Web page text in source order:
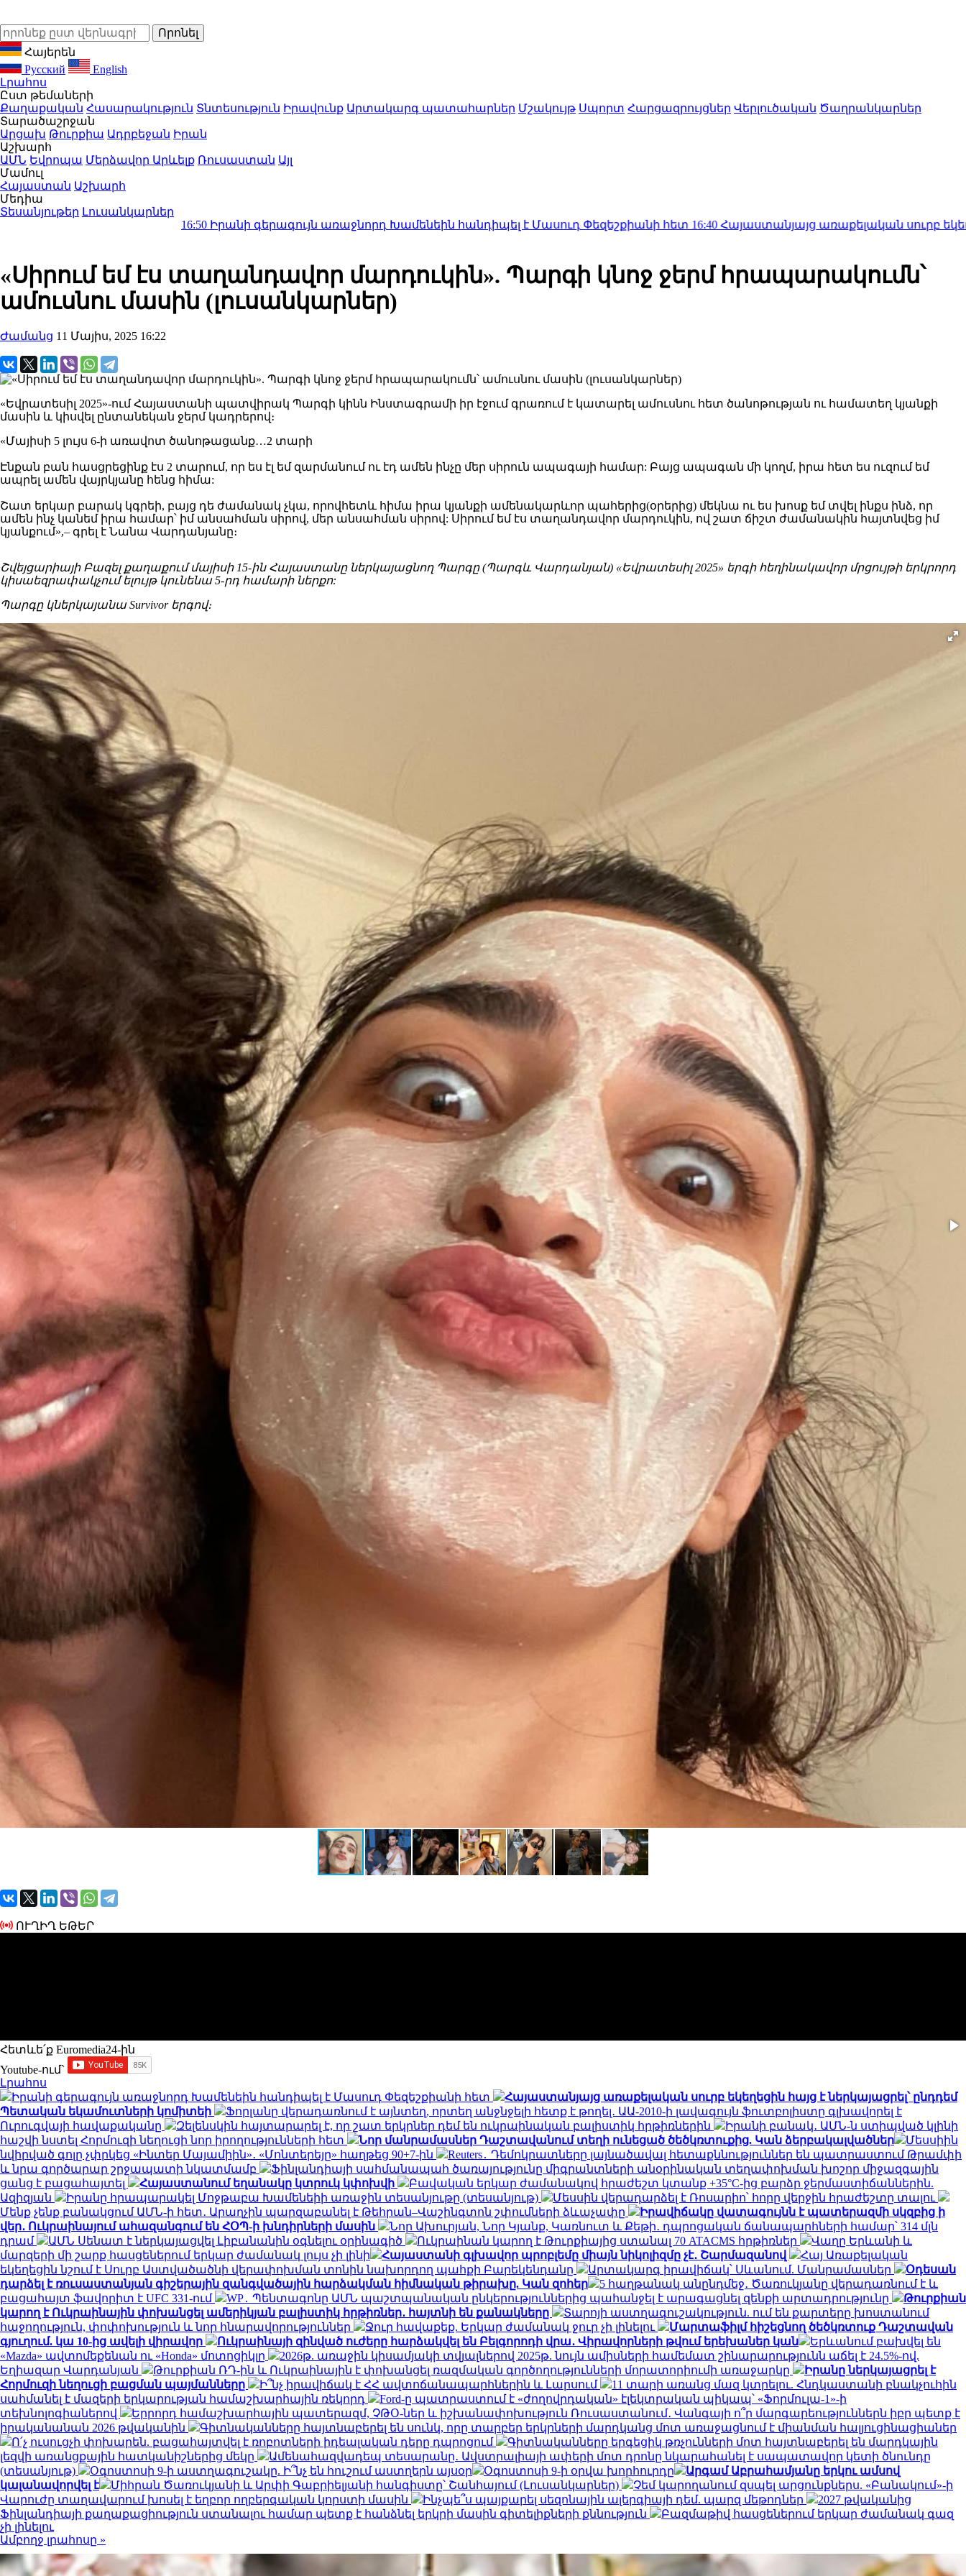
Հայերեն
Русский
English
Լրահոս
Ըստ թեմաների
Քաղաքական Հասարակություն Տնտեսություն Իրավունք Արտակարգ պատահարներ Մշակույթ Սպորտ Հարցազրույցներ Վերլուծական Ծաղրանկարներ
Տարածաշրջան
Արցախ Թուրքիա Ադրբեջան Իրան
Աշխարհ
ԱՄՆ Եվրոպա Մերձավոր Արևելք Ռուսաստան Այլ
Մամուլ
Հայաստան Աշխարհ
Մեդիա
Տեսանյութեր Լուսանկարներ
Իրանի գերագույն առաջնորդ Խամենեին հանդիպել է Մասուդ Փեզեշքիանի հետ16:40Հայաստանյայց առաքելական սուրբ եկեղեցին հայց է
«Սիրում եմ էս տաղանդավոր մարդուկին». Պարգի կնոջ ջերմ հրապարակումն՝
ամուսնու մասին (լուսանկարներ)
Ժամանց 11 Մայիս, 2025 16:22
«Եվրատեսիլ 2025»-ում Հայաստանի պատվիրակ Պարգի կինն Ինստագրամի իր էջում գրառում է կատարել ամուսնու հետ ծանոթության ու համատեղ կյանքի
մասին և կիսվել ընտանեկան ջերմ կադրերով։
«Մայիսի 5 լույս 6-ի առավոտ ծանոթացանք…2 տարի
Էնքան բան հասցրեցինք էս 2 տարում, որ ես էլ եմ զարմանում ու էդ ամեն ինչը մեր սիրուն ապագայի համար: Բայց ապագան մի կողմ, իրա հետ ես ուզում եմ
ապրել ամեն վայրկյանը հենց հիմա:
Շատ երկար բարակ կգրեի, բայց դե ժամանակ չկա, որովհետև հիմա իրա կյանքի ամենակարևոր պահերից(օրերից) մեկնա ու ես խոսք եմ տվել ինքս ինձ, որ
ամեն ինչ կանեմ իրա համար՝ իմ անսահման սիրով, մեր անսահման սիրով: Սիրում եմ էս տաղանդավոր մարդուկին, ով շատ ճիշտ ժամանակին հայտնվեց իմ
կյանքում»,– գրել է Նանա Վարդանյանը։
Շվեյցարիայի Բազել քաղաքում մայիսի 15-ին Հայաստանը ներկայացնող Պարգը (Պարգև Վարդանյան) «Եվրատեսիլ 2025» երգի հեղինակավոր մրցույթի երկրորդ
կիսաեզրափակչում ելույթ կունենա 5-րդ համարի ներքո:
Պարգը կներկայանա Survivor երգով։
ՈՒՂԻՂ ԵԹԵՐ
Հետևե՛ք Euromedia24-ին
Youtube-ում`
Լրահոս
Իրանի գերագույն առաջնորդ Խամենեին հանդիպել է Մասուդ Փեզեշքիանի հետ
Հայաստանյայց առաքելական սուրբ եկեղեցին հայց է ներկայացրել՝ ընդդեմ
Պետական եկամուտների կոմիտեի
Ֆորլանը վերադառնում է այնտեղ, որտեղ անջնջելի հետք է թողել․ ԱԱ-2010-ի լավագույն ֆուտբոլիստը գլխավորել է
Ուրուգվայի հավաքականը
Զելենսկին հայտարարել է, որ շատ երկրներ դեմ են ուկրաինական բալիստիկ հրթիռներին
Իրանի բանակ․ ԱՄՆ-ն ստիպված կլինի
հաշվի նստել Հորմուզի նեղուցի նոր իրողությունների հետ
Նոր մանրամասներ Դաշտավանում տեղի ունեցած ծեծկռտուքից. Կան ձերբակալվածներ
Մեսսիին
նվիրված գոլը չփրկեց «Ինտեր Մայամիին»․ «Մոնտերեյը» հաղթեց 90+7-ին
Reuters․ Դեմոկրատները լայնածավալ հետաքննություններ են պատրաստում Թրամփի
և նրա գործարար շրջապատի նկատմամբ
Ֆինլանդիայի սահմանապահ ծառայությունը միգրանտների անօրինական տեղափոխման խոշոր միջազգային
ցանց է բացահայտել
Հայաստանում եղանակը կտրուկ կփոխվի
Բավական երկար ժամանակով հրաժեշտ կտանք +35°C-ից բարձր ջերմաստիճաններին.
Ազիզյան
Իրանը հրապարակել Մոջթաբա Խամենեիի առաջին տեսանյութը (տեսանյութ)
Մեսսին վերադարձել է Ռոսարիո՝ հորը վերջին հրաժեշտը տալու
Մենք չենք բանակցում ԱՄՆ-ի հետ․ Արաղչին պարզաբանել է Թեհրան–Վաշինգտոն շփումների ձևաչափը
Իրավիճակը վատագույնն է պատերազմի սկզբից ի
վեր․ Ուկրաինայում ահազանգում են ՀՕՊ-ի խնդիրների մասին
Նոր Ախուրյան, Նոր Կյանք, Կառնուտ և Քեթի․ դպրոցական ճանապարհների համար՝ 314 մլն
դրամ
ԱՄՆ Սենատ է ներկայացվել Լիբանանին օգնելու օրինագիծ Ուկրաինան կարող է Թուրքիայից ստանալ 70 ATACMS հրթիռներ
Վաղը Երևանի և
մարզերի մի շարք հասցեներում երկար ժամանակ լույս չի լինի
Հայաստանի գլխավոր պրոբլեմը միայն նիկոլիզմը չէ․ Շարմազանով
Հայ Առաքելական
եկեղեցին նշում է Սուրբ Աստվածածնի վերափոխման տոնին նախորդող պահքի Բարեկենդանը
Արտակարգ իրավիճակ՝ Սևանում. Մանրամասներ
Օդեսան
դարձել է ռուսաստանյան գիշերային զանգվածային հարձակման հիմնական թիրախը. Կան զոհեր
5 հաղթանակ անընդմեջ․ Ծառուկյանը վերադառնում է և
բացահայտ ֆավորիտ է UFC 331-ում
WP․ Պենտագոնը ԱՄՆ պաշտպանական ընկերություններից պահանջել է արագացնել զենքի արտադրությունը
Թուրքիան
կարող է Ուկրաինային փոխանցել ամերիկյան բալիստիկ հրթիռներ․ հայտնի են քանակները
Տարոյի աստղագուշակություն. ում են քարտերը խոստանում
հաջողություն, փոփոխություն և նոր հնարավորություններ
Ջուր հավաքեք. Երկար ժամանակ ջուր չի լինելու
Մարտաֆիլմ հիշեցնող ծեծկռտուք Դաշտավան
գյուղում. կա 10-ից ավելի վիրավոր
Ուկրաինայի զինված ուժերը հարձակվել են Բելգորոդի վրա․ Վիրավորների թվում երեխաներ կան
Երևանում բախվել են
«Mazda» ավտոմեքենան ու «Honda» մոտոցիկլը
2026թ. առաջին կիսամյակի տվյալներով 2025թ. նույն ամիսների համեմատ շինարարությունն աճել է 24.5%-ով.
Եղիազար Վարդանյան
Թուրքիան ՌԴ-ին և Ուկրաինային է փոխանցել ռազմական գործողությունների մորատորիումի առաջարկը
Իրանը ներկայացրել է
Հորմուզի նեղուցի բացման պայմանները
Ի՞նչ իրավիճակ է ՀՀ ավտոճանապարհներին և Լարսում
11 տարի առանց մազ կտրելու. Հնդկաստանի բնակչուհին
սահմանել է մազերի երկարության համաշխարհային ռեկորդ
Ford-ը պատրաստում է «ժողովրդական» էլեկտրական պիկապ՝ «Ֆորմուլա-1»-ի
տեխնոլոգիաներով
Երրորդ համաշխարհային պատերազմ, ՉԹՕ-ներ և իշխանափոխություն Ռուսաստանում․ Վանգայի ո՞ր մարգարեություններն իբր պետք է
իրականանան 2026 թվականին
Գիտնականները հայտնաբերել են սունկ, որը տարբեր երկրների մարդկանց մոտ առաջացնում է միանման հալյուցինացիաներ
Ո՛չ ուսուցչի փոխարեն. բացահայտվել է ռոբոտների իդեալական դերը դպրոցում
Գիտնականները երգեցիկ թռչունների մոտ հայտնաբերել են մարդկային
լեզվի առանցքային հատկանիշներից մեկը
Ամենահազվադեպ տեսարանը․ Ավստրալիայի ափերի մոտ դրոնը նկարահանել է սապատավոր կետի ծնունդը
(տեսանյութ)
Օգոստոսի 9-ի աստղագուշակը. Ի՞նչ են հուշում աստղերն այսօր Օգոստոսի 9-ի օրվա խորհուրդը
Արգամ Աբրահամյանը երկու ամսով
կալանավորվել է
Միհրան Ծառուկյանի և Արփի Գաբրիելյանի հանգիստը՝ Շանհայում (Լուսանկարներ)
Չեմ կարողանում զսպել արցունքներս. «Բանակում»-ի
Վարուժը տաղավարում խոսել է եղբոր ողբերգական կորստի մասին
Ինչպե՞ս պայքարել սեզոնային ալերգիայի դեմ. պարզ մեթոդներ
2027 թվականից
Ֆինլանդիայի քաղաքացիություն ստանալու համար պետք է հանձնել երկրի մասին գիտելիքների քննություն
Բազմաթիվ հասցեներում երկար ժամանակ գազ
չի լինելու
Ամբողջ լրահոսը »